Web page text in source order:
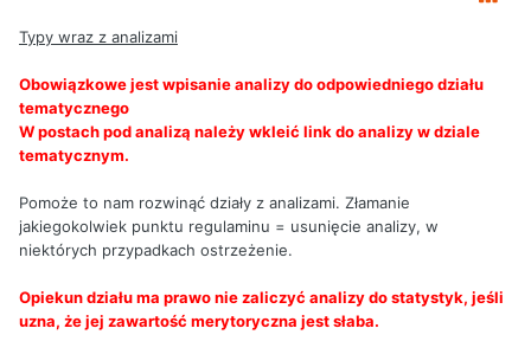
Typy wraz z analizami
Obowiązkowe jest wpisanie analizy do odpowiedniego działu
tematycznego
W postach pod analizą należy wkleić link do analizy w dziale
tematycznym.
Pomoże to nam rozwinąć działy z analizami. Złamanie
jakiegokolwiek punktu regulaminu = usunięcie analizy, w
niektórych przypadkach ostrzeżenie.
Opiekun działu ma prawo nie zaliczyć analizy do statystyk, jeśli
uzna, że jej zawartość merytoryczna jest słaba.